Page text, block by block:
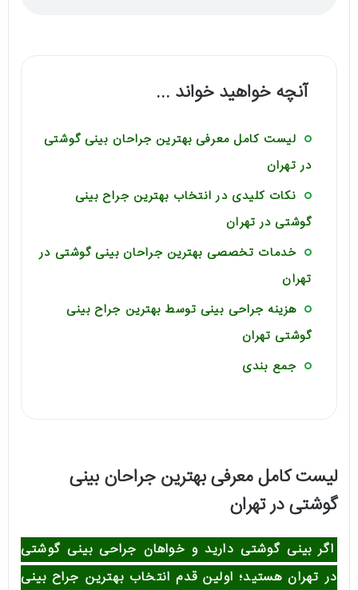
آنچه خواهید خواند ...
لیست کامل معرفی بهترین جراحان بینی گوشتی
در تهران
نکات کلیدی در انتخاب بهترین جراح بینی
گوشتی در تهران
خدمات تخصصی بهترین جراحان بینی گوشتی در
تهران
هزینه جراحی بینی توسط بهترین جراح بینی
گوشتی تهران
جمع بندی
لیست کامل معرفی بهترین جراحان بینی
گوشتی در تهران
اگر بینی گوشتی دارید و خواهان جراحی بینی گوشتی
در تهران هستید؛ اولین قدم انتخاب بهترین جراح بینی